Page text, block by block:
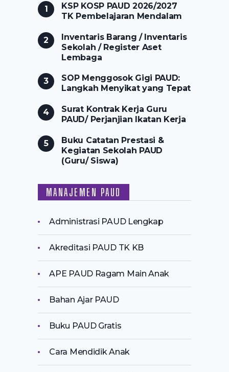
KSP KOSP PAUD 2026/2027
TK Pembelajaran Mendalam
Inventaris Barang / Inventaris
Sekolah / Register Aset
Lembaga
SOP Menggosok Gigi PAUD:
Langkah Menyikat yang Tepat
Surat Kontrak Kerja Guru
PAUD/ Perjanjian Ikatan Kerja
Buku Catatan Prestasi &
Kegiatan Sekolah PAUD
(Guru/ Siswa)
MANAJEMEN PAUD
Administrasi PAUD Lengkap
Akreditasi PAUD TK KB
APE PAUD Ragam Main Anak
Bahan Ajar PAUD
Buku PAUD Gratis
Cara Mendidik Anak